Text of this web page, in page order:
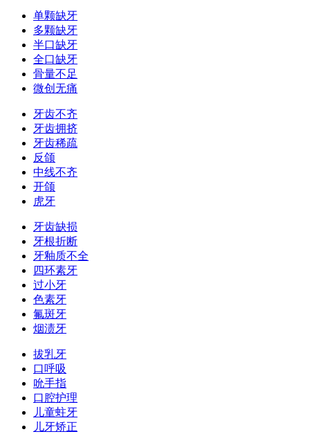
单颗缺牙
多颗缺牙
半口缺牙
全口缺牙
骨量不足
微创无痛
牙齿不齐
牙齿拥挤
牙齿稀疏
反颌
中线不齐
开颌
虎牙
牙齿缺损
牙根折断
牙釉质不全
四环素牙
过小牙
色素牙
氟斑牙
烟渍牙
拔乳牙
口呼吸
吮手指
口腔护理
儿童蛀牙
儿牙矫正